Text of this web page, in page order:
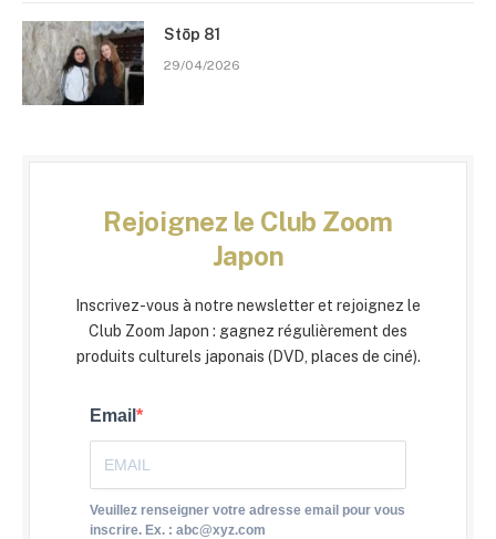
Stōp 81
29/04/2026
Rejoignez le Club Zoom
Japon
Inscrivez-vous à notre newsletter et rejoignez le
Club Zoom Japon : gagnez régulièrement des
produits culturels japonais (DVD, places de ciné).
Email
Veuillez renseigner votre adresse email pour vous
inscrire. Ex. : abc@xyz.com